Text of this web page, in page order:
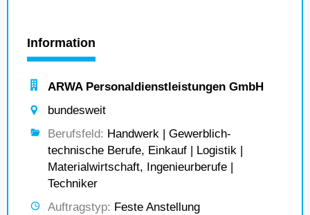
Information
ARWA Personaldienstleistungen GmbH
bundesweit
Berufsfeld: Handwerk | Gewerblich-
technische Berufe, Einkauf | Logistik |
Materialwirtschaft, Ingenieurberufe |
Techniker
Auftragstyp: Feste Anstellung